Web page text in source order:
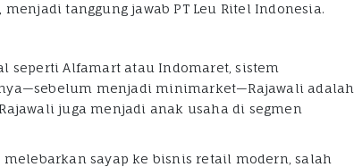
tanggung jawab PT Leu Ritel Indonesia.
seperti Alfamart atau Indomaret, sistem
menjadi minimarket—Rajawali adalah
juga menjadi anak usaha di segmen
sayap ke bisnis retail modern, salah